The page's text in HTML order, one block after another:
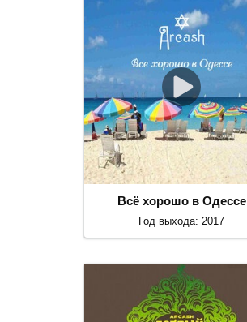
Всё хорошо в Одессе
Год выхода: 2017